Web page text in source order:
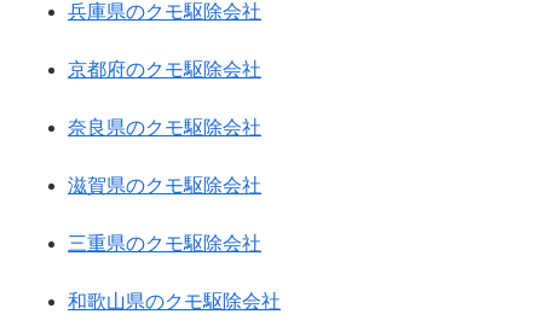
兵庫県のクモ駆除会社
京都府のクモ駆除会社
奈良県のクモ駆除会社
滋賀県のクモ駆除会社
三重県のクモ駆除会社
和歌山県のクモ駆除会社